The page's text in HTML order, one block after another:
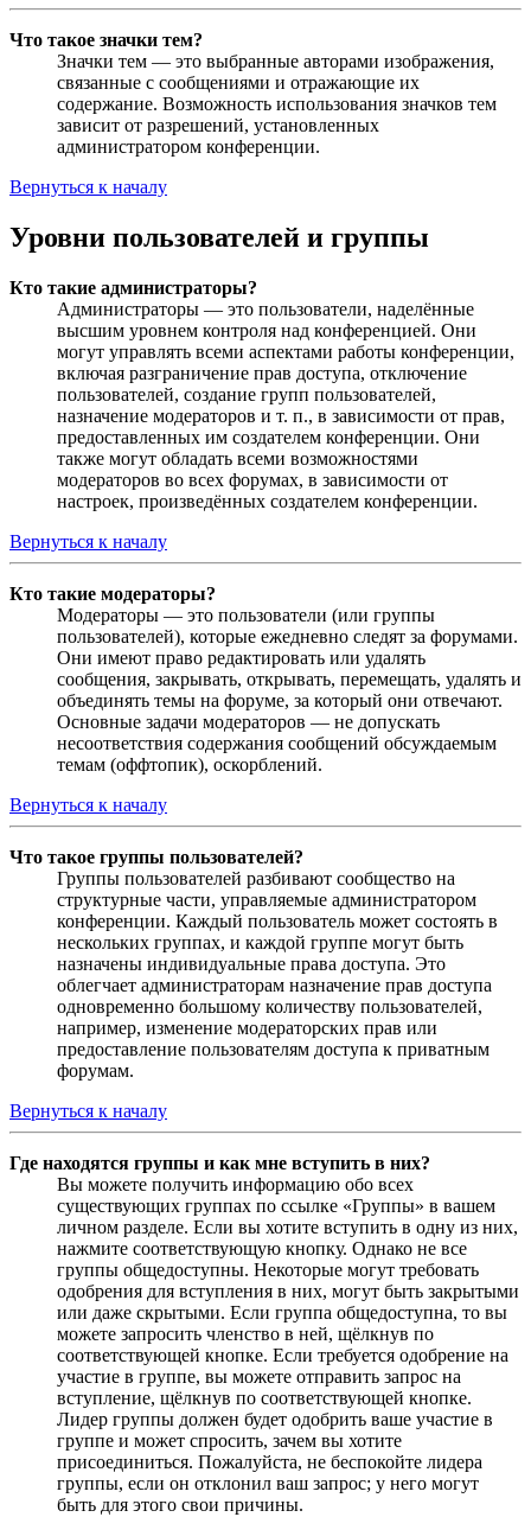
Что такое значки тем?
Значки тем — это выбранные авторами изображения,
связанные с сообщениями и отражающие их
содержание. Возможность использования значков тем
зависит от разрешений, установленных
администратором конференции.
Вернуться к началу
Уровни пользователей и группы
Кто такие администраторы?
Администраторы — это пользователи, наделённые
высшим уровнем контроля над конференцией. Они
могут управлять всеми аспектами работы конференции,
включая разграничение прав доступа, отключение
пользователей, создание групп пользователей,
назначение модераторов и т. п., в зависимости от прав,
предоставленных им создателем конференции. Они
также могут обладать всеми возможностями
модераторов во всех форумах, в зависимости от
настроек, произведённых создателем конференции.
Вернуться к началу
Кто такие модераторы?
Модераторы — это пользователи (или группы
пользователей), которые ежедневно следят за форумами.
Они имеют право редактировать или удалять
сообщения, закрывать, открывать, перемещать, удалять и
объединять темы на форуме, за который они отвечают.
Основные задачи модераторов — не допускать
несоответствия содержания сообщений обсуждаемым
темам (оффтопик), оскорблений.
Вернуться к началу
Что такое группы пользователей?
Группы пользователей разбивают сообщество на
структурные части, управляемые администратором
конференции. Каждый пользователь может состоять в
нескольких группах, и каждой группе могут быть
назначены индивидуальные права доступа. Это
облегчает администраторам назначение прав доступа
одновременно большому количеству пользователей,
например, изменение модераторских прав или
предоставление пользователям доступа к приватным
форумам.
Вернуться к началу
Где находятся группы и как мне вступить в них?
Вы можете получить информацию обо всех
существующих группах по ссылке «Группы» в вашем
личном разделе. Если вы хотите вступить в одну из них,
нажмите соответствующую кнопку. Однако не все
группы общедоступны. Некоторые могут требовать
одобрения для вступления в них, могут быть закрытыми
или даже скрытыми. Если группа общедоступна, то вы
можете запросить членство в ней, щёлкнув по
соответствующей кнопке. Если требуется одобрение на
участие в группе, вы можете отправить запрос на
вступление, щёлкнув по соответствующей кнопке.
Лидер группы должен будет одобрить ваше участие в
группе и может спросить, зачем вы хотите
присоединиться. Пожалуйста, не беспокойте лидера
группы, если он отклонил ваш запрос; у него могут
быть для этого свои причины.